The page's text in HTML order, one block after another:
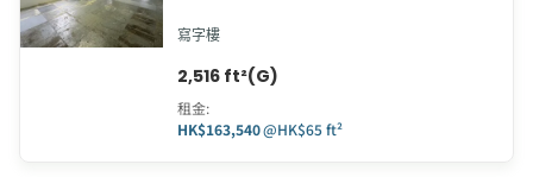
寫字樓
2,516 ft²(G)
租金:
HK$163,540@HK$65 ft²